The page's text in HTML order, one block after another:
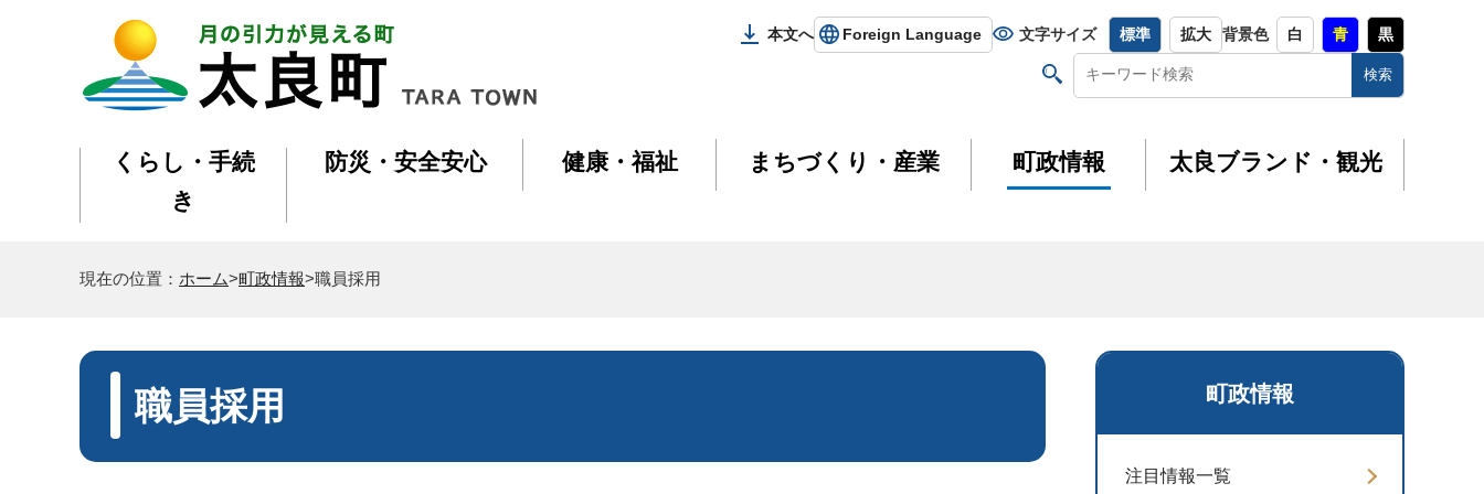
本文へ Foreign Language 文字サイズ 標準 拡大 背景色 白 青 黒
くらし・手続
き
防災・安全安心 健康・福祉 まちづくり・産業 町政情報 太良ブランド・観光
現在の位置： ホーム>町政情報>職員採用
町政情報
注目情報一覧
職員採用